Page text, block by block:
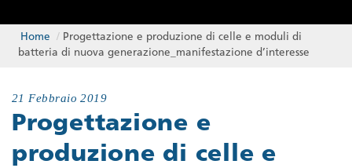
Home / Progettazione e produzione di celle e moduli di
batteria di nuova generazione_manifestazione d’interesse
21 Febbraio 2019
Progettazione e
produzione di celle e